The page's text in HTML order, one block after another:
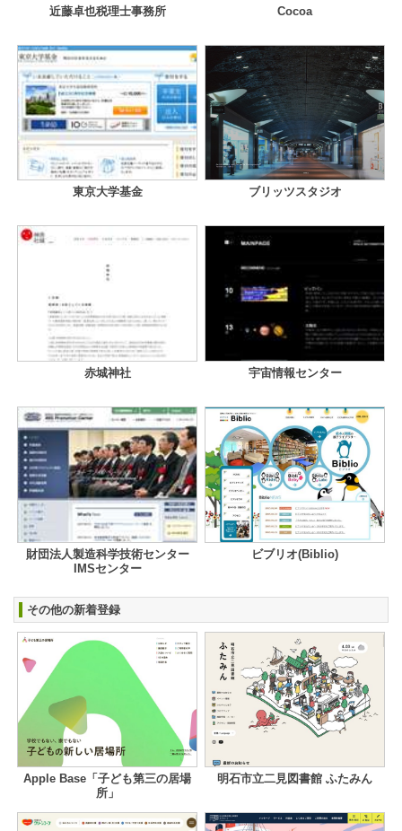
近藤卓也税理士事務所 Cocoa
東京大学基金 ブリッツスタジオ
赤城神社 宇宙情報センター
財団法人製造科学技術センター
IMSセンター
ビブリオ(Biblio)
その他の新着登録
Apple Base「子ども第三の居場
所」
明石市立二見図書館 ふたみん